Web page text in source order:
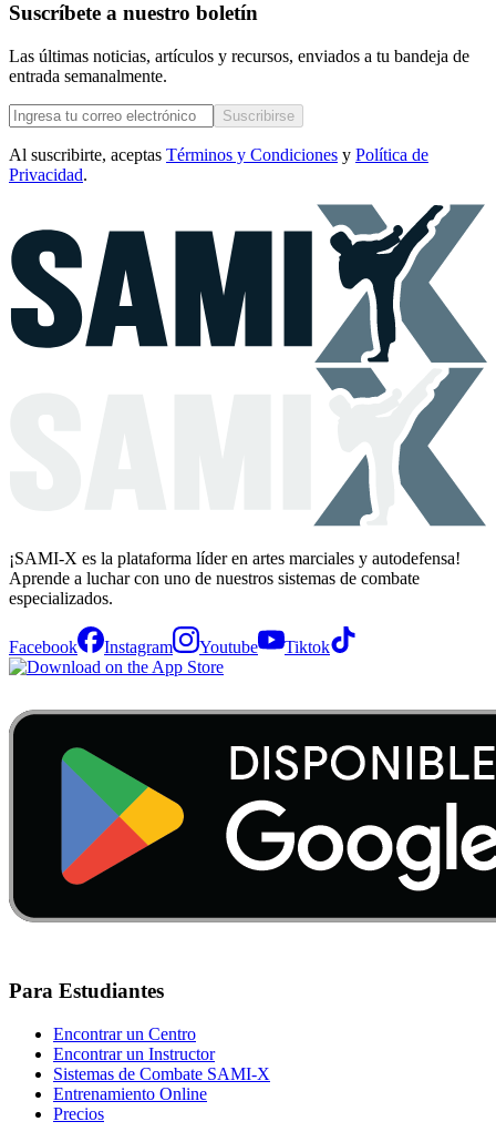
Suscríbete a nuestro boletín
Las últimas noticias, artículos y recursos, enviados a tu bandeja de
entrada semanalmente.
Suscribirse
Al suscribirte, aceptas Términos y Condiciones y Política de
Privacidad.
¡SAMI-X es la plataforma líder en artes marciales y autodefensa!
Aprende a luchar con uno de nuestros sistemas de combate
especializados.
Facebook Instagram Youtube Tiktok
Para Estudiantes
Encontrar un Centro
Encontrar un Instructor
Sistemas de Combate SAMI-X
Entrenamiento Online
Precios